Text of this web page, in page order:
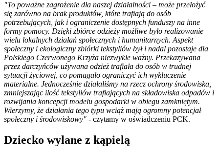
"To poważne zagrożenie dla naszej działalności – może przełożyć
się zarówno na brak produktów, które trafiają do osób
potrzebujących, jak i ograniczenie dostępnych funduszy na inne
formy pomocy. Dzięki zbiórce odzieży możliwe było realizowanie
wielu lokalnych działań społecznych i humanitarnych. Aspekt
społeczny i ekologiczny zbiórki tekstyliów był i nadal pozostaje dla
Polskiego Czerwonego Krzyża niezwykle ważny. Przekazywana
przez darczyńców używana odzież trafiała do osób w trudnej
sytuacji życiowej, co pomagało ograniczyć ich wykluczenie
materialne. Jednocześnie działaliśmy na rzecz ochrony środowiska,
zmniejszając ilość tekstyliów trafiających na składowiska odpadów i
rozwijania koncepcji modelu gospodarki w obiegu zamkniętym.
Wierzymy, że działania tego typu wciąż mają ogromny potencjał
społeczny i środowiskowy" - czytamy w oświadczeniu PCK.
Dziecko wylane z kąpielą